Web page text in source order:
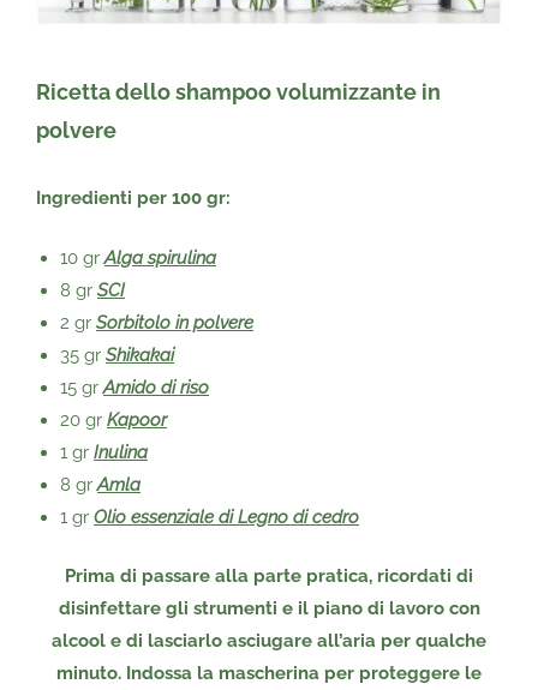
Ricetta dello shampoo volumizzante in
polvere
Ingredienti per 100 gr:
10 grAlga spirulina
8 gr SCI
2 gr Sorbitolo in polvere
35 gr Shikakai
15 grAmido di riso
20 gr Kapoor
1 gr Inulina
8 grAmla
1 gr Olio essenziale di Legno di cedro
Prima di passare alla parte pratica, ricordati di
disinfettare gli strumenti e il piano di lavoro con
alcool e di lasciarlo asciugare all’aria per qualche
minuto. Indossa la mascherina per proteggere le